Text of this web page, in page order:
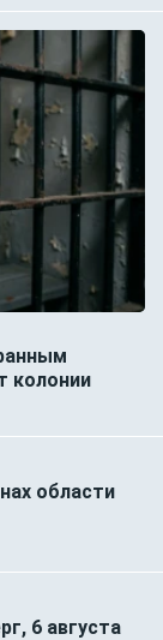
колонии
области
6 августа